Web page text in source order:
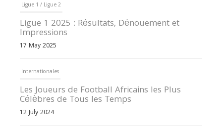
Ligue 1 / Ligue 2
Ligue 1 2025 : Résultats, Dénouement et
Impressions
17 May 2025
Internationales
Les Joueurs de Football Africains les Plus
Célèbres de Tous les Temps
12 July 2024